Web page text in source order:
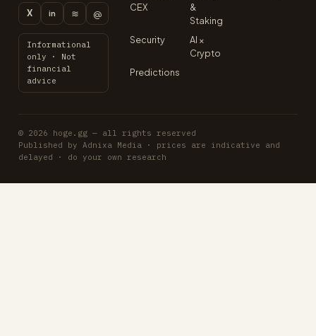
X in ≋ @
Informational
only · Not
financial
advice
CEX
&
Staking
Security
AI ×
Crypto
Predictions
© 2026 hoge.gg — all rights reserved
Published by Adnixa Media · prices are indicative and
delayed · do your own research